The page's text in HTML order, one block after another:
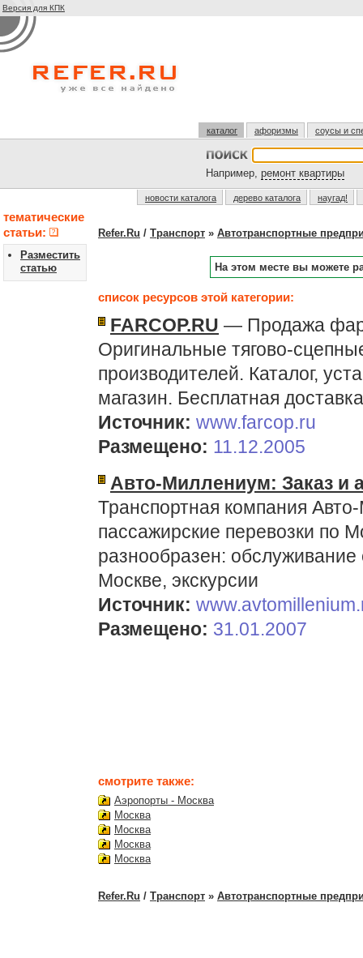
Версия для КПК
каталог афоризмы соусы и
Например, ремонт квартиры
новости каталога дерево каталога наугад!
тематические
статьи:
Разместить
статью
Refer.Ru / Транспорт » Автотранспортные
На этом месте вы можете
список ресурсов этой категории:
FARCOP.RU — Продажа
Оригинальные тягово-
производителей. Каталог,
магазин. Бесплатная
Источник: www.farcop.ru
Размещено: 11.12.2005
Авто-Миллениум: Заказ и
Транспортная компания
пассажирские перевозки по
разнообразен:
Москве, экскурсии
Источник:
Размещено: 31.01.2007
смотрите также:
Аэропорты - Москва
Москва
Москва
Москва
Москва
Refer.Ru / Транспорт » Автотранспортные